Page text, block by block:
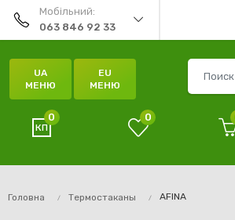
Мобільний:
063 846 92 33
UA
МЕНЮ
EU
МЕНЮ
0 0
Головна Термостаканы AFINA